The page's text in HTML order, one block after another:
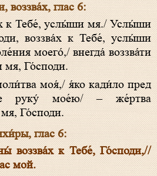
воззва́х, глас 6:
воззва́х к Тебе́, услы́ши
моего́,/ внегда́ воззва́ти
Го́споди.
руку́ мое́ю/ – же́ртва
Го́споди.
глас 6:
воззва́х к Тебе́, Го́споди,//
мой.